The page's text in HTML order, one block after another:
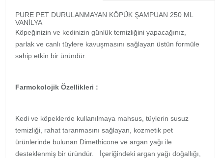
PURE PET DURULANMAYAN KÖPÜK ŞAMPUAN 250 ML
VANİLYA
Köpeğinizin ve kedinizin günlük temizliğini yapacağınız,
parlak ve canlı tüylere kavuşmasını sağlayan üstün formüle
sahip etkin bir üründür.
Farmokolojik Özellikleri :
Kedi ve köpeklerde kullanılmaya mahsus, tüylerin susuz
temizliği, rahat taranmasını sağlayan, kozmetik pet
ürünlerinde bulunan Dimethicone ve argan yağı ile
desteklenmiş bir üründür. İçeriğindeki argan yağı doğallığı,